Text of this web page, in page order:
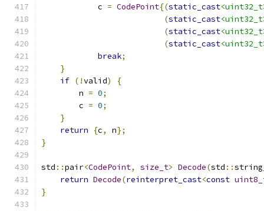
            c
= CodePoint{(static_cast
(static_cast
(static_cast
(static_cast
break;
}
if (!valid)
{
        n
= 0;
        c
= 0;
}
return
{c, n};
}
std ::pair<CodePoint, size_t> Decode(std ::
return Decode(reinterpret_cast<const
}